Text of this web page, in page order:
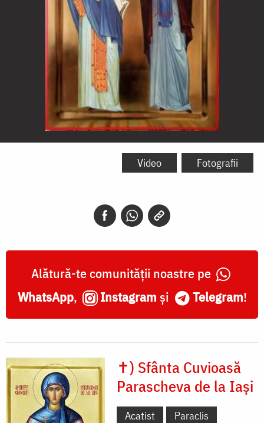
Sfânta
Spiridon
Video Fotografii
Alătură-te comunității noastre pe
WhatsApp, Instagram și Telegram!
✝) Sfânta Cuvioasă
Parascheva de la Iași
Acatist
Paraclis